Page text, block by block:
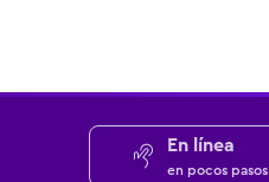
En línea
en pocos pasos